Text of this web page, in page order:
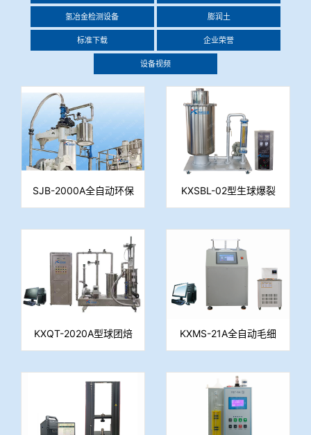
氢冶金检测设备 膨润土
标准下载 企业荣誉
设备视频
SJB-2000A全自动环保
型烧结杯实验系统
KXSBL-02型生球爆裂
温度测定仪
KXQT-2020A型球团焙
烧系统
KXMS-21A全自动毛细
水测定仪（重量法）